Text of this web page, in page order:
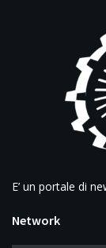
E’ un portale di
Network